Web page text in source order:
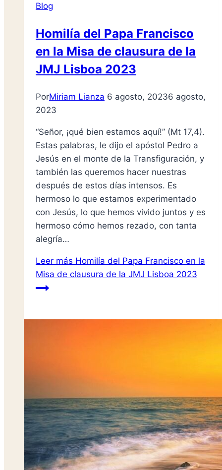
Blog
Homilía del Papa Francisco
en la Misa de clausura de la
JMJ Lisboa 2023
PorMiriam Lianza 6 agosto, 20236 agosto,
2023
“Señor, ¡qué bien estamos aquí!” (Mt 17,4).
Estas palabras, le dijo el apóstol Pedro a
Jesús en el monte de la Transfiguración, y
también las queremos hacer nuestras
después de estos días intensos. Es
hermoso lo que estamos experimentado
con Jesús, lo que hemos vivido juntos y es
hermoso cómo hemos rezado, con tanta
alegría…
Leer más Homilía del Papa Francisco en la
Misa de clausura de la JMJ Lisboa 2023